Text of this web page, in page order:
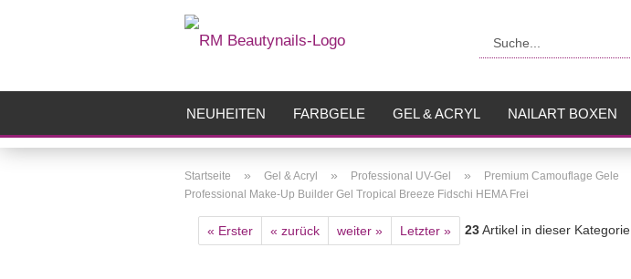
NEUHEITEN FARBGELE GEL & ACRYL NAILART BOXEN
Startseite » Gel & Acryl » Professional UV-Gel » Premium Camouflage Gele
Professional Make-Up Builder Gel Tropical Breeze Fidschi HEMA Frei
« Erster « zurück weiter » Letzter » 23Artikel in dieser Kategorie